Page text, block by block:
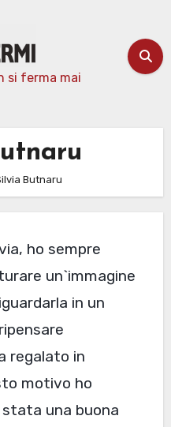
si ferma mai
Butnaru
ho sempre
un`immagine
in un
regalato in
motivo ho
una buona